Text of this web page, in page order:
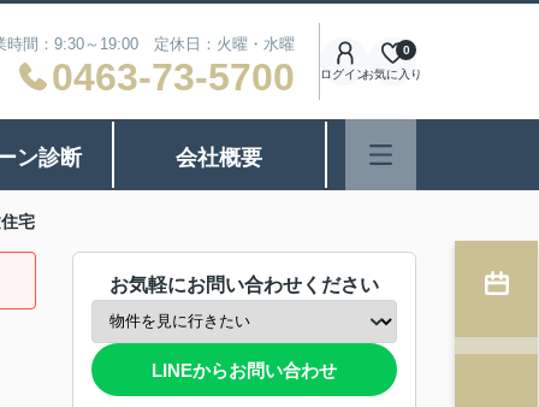
時間：9:30～19:00 定休日：火曜・水曜
0463-73-5700 ログインお気に入り
0
ン診断 会社概要
宅
お気軽にお問い合わせください
LINEからお問い合わせ